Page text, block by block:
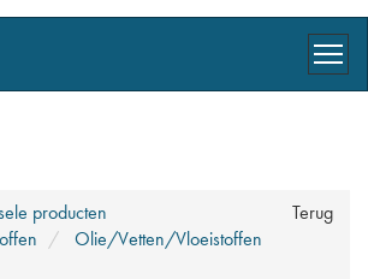
Terug
producten
Olie/Vetten/Vloeistoffen